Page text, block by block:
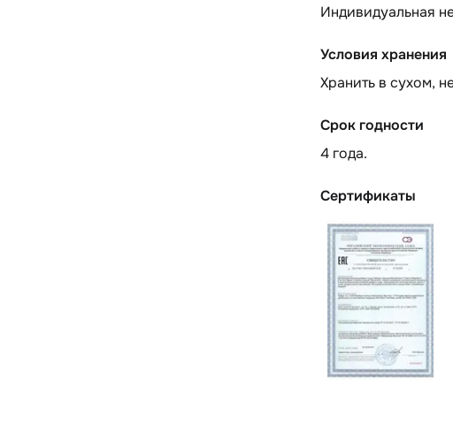
Индивидуальная
Условия хранения
Хранить в сухом,
Срок годности
4 года.
Сертификаты